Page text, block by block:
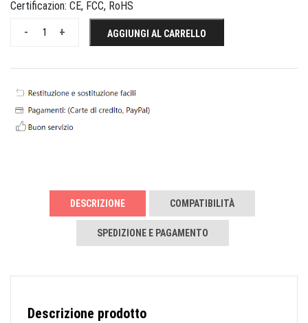
Certificazion: CE, FCC, RoHS
+
- AGGIUNGI AL CARRELLO
DESCRIZIONE COMPATIBILITÀ
SPEDIZIONE E PAGAMENTO
Descrizione prodotto